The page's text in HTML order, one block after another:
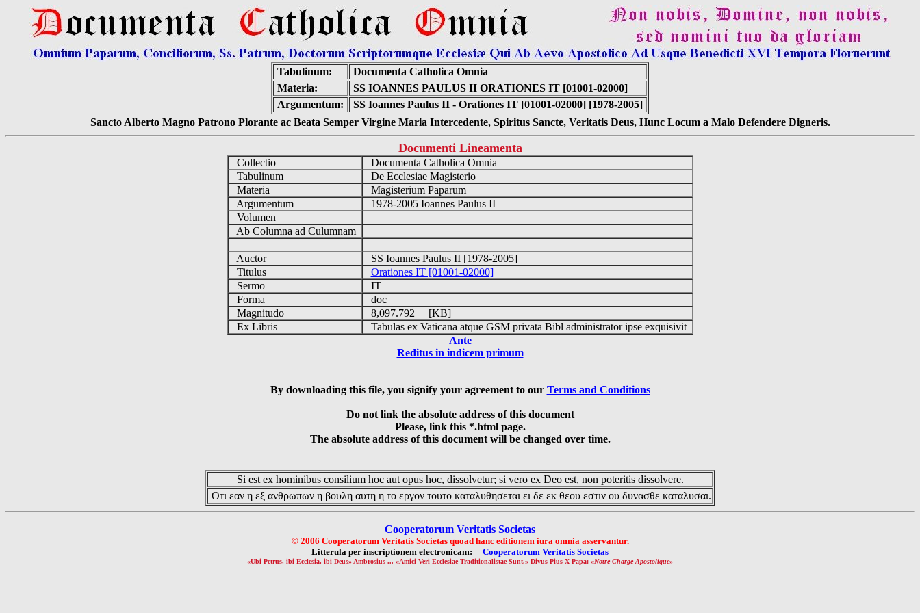
Tabulinum:
Documenta Catholica Omnia
Materia:
SS IOANNES PAULUS II ORATIONES IT [01001-02000]
Argumentum:
SS Ioannes Paulus II - Orationes IT [01001-02000] [1978-2005]
Sancto Alberto Magno Patrono Plorante ac Beata Semper Virgine Maria Intercedente, Spiritus Sancte, Veritatis Deus, Hunc Locum a Malo Defendere Digneris.
Documenti Lineamenta
Collectio
Documenta Catholica Omnia
Tabulinum
De Ecclesiae Magisterio
Materia
Magisterium Paparum
Argumentum
1978-2005 Ioannes Paulus II
Volumen
Ab Columna ad Culumnam
Auctor
SS Ioannes Paulus II [1978-2005]
Titulus
Orationes IT [01001-02000]
Sermo
IT
Forma
doc
Magnitudo
8,097.792 [KB]
Ex Libris
Tabulas ex Vaticana atque GSM privata Bibl administrator ipse exquisivit
Ante
Reditus in indicem primum
By downloading this file, you signify your agreement to our Terms and Conditions
Do not link the absolute address of this document
Please, link this *.html page.
The absolute address of this document will be changed over time.
Si est ex hominibus consilium hoc aut opus hoc, dissolvetur; si vero ex Deo est, non poteritis dissolvere.
Οτι εαν η εξ ανθρωπων η βουλη αυτη η το εργον τουτο καταλυθησεται ει δε εκ θεου εστιν ου δυνασθε καταλυσαι.
Cooperatorum Veritatis Societas
© 2006 Cooperatorum Veritatis Societas quoad hanc editionem iura omnia asservantur.
Litterula per inscriptionem electronicam: Cooperatorum Veritatis Societas
«Ubi Petrus, ibi Ecclesia, ibi Deus» Ambrosius ... «Amici Veri Ecclesiae Traditionalistae Sunt.» Divus Pius X Papa: «Notre Charge Apostolique»